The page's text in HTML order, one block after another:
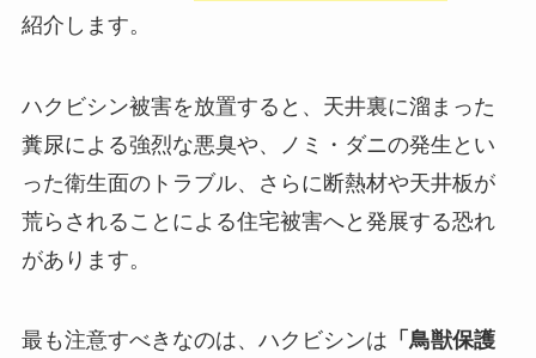
紹介します。
ハクビシン被害を放置すると、天井裏に溜まった
糞尿による強烈な悪臭や、ノミ・ダニの発生とい
った衛生面のトラブル、さらに断熱材や天井板が
荒らされることによる住宅被害へと発展する恐れ
があります。
最も注意すべきなのは、ハクビシンは 「鳥獣保護